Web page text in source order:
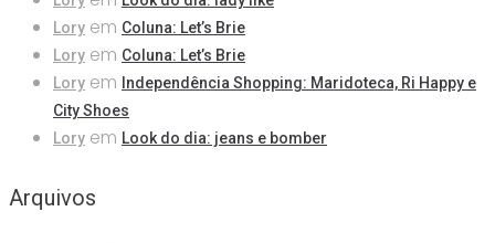
Lory em Coluna: Let’s Brie
Lory em Coluna: Let’s Brie
Lory em
Independência Shopping: Maridoteca, Ri Happy e
City Shoes
Lory em Look do dia: jeans e bomber
Arquivos